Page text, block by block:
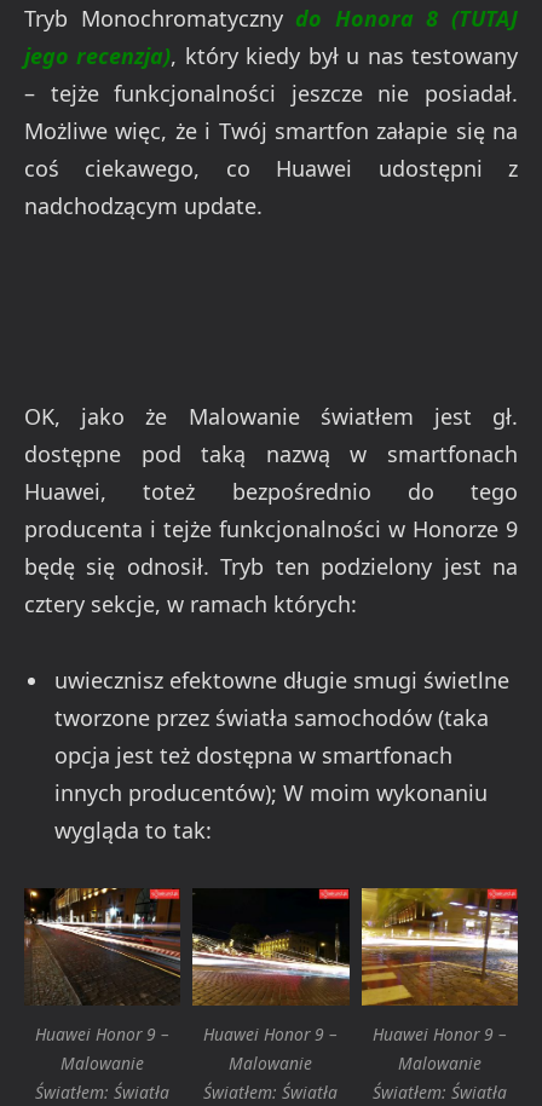
Tryb Monochromatyczny do Honora 8 (TUTAJ
jego recenzja), który kiedy był u nas testowany
– tejże funkcjonalności jeszcze nie posiadał.
Możliwe więc, że i Twój smartfon załapie się na
coś ciekawego, co Huawei udostępni z
nadchodzącym update.
OK, jako że Malowanie światłem jest gł.
dostępne pod taką nazwą w smartfonach
Huawei, toteż bezpośrednio do tego
producenta i tejże funkcjonalności w Honorze 9
będę się odnosił. Tryb ten podzielony jest na
cztery sekcje, w ramach których:
uwiecznisz efektowne długie smugi świetlne
tworzone przez światła samochodów (taka
opcja jest też dostępna w smartfonach
innych producentów); W moim wykonaniu
wygląda to tak:
Huawei Honor 9 –
Malowanie
Światłem: Światła
Huawei Honor 9 –
Malowanie
Światłem: Światła
Huawei Honor 9 –
Malowanie
Światłem: Światła